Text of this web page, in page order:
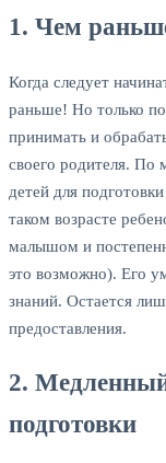
1. Чем
Когда следует
раньше! Но только
принимать и
своего родителя. По
детей для
таком возрасте
малышом и
это возможно). Его
знаний. Остается
предоставления.
2.
подготовки